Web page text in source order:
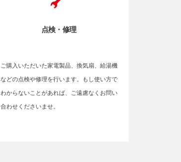
点検・修理
ご購入いただいた家電製品、換気扇、給湯機
などの点検や修理を行います。もし使い方で
わからないことがあれば、ご遠慮なくお問い
合わせくださいませ。